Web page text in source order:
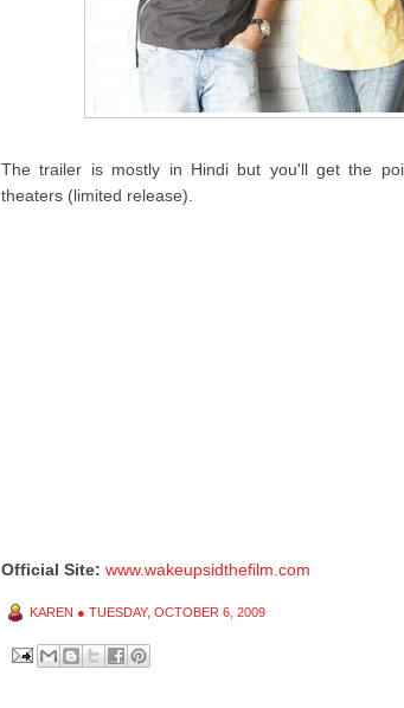
The trailer is mostly in Hindi but you'll get the
theaters (limited release).
Official Site: www.wakeupsidthefilm.com
KAREN ● TUESDAY, OCTOBER 6, 2009